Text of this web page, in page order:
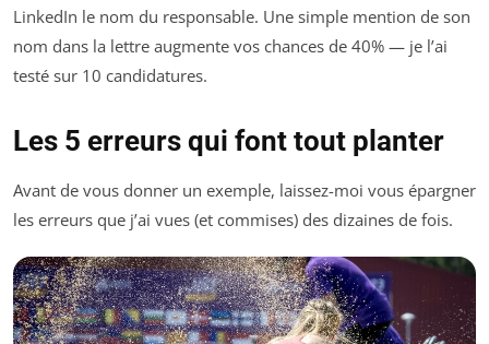
LinkedIn le nom du responsable. Une simple mention de son
nom dans la lettre augmente vos chances de 40% — je l’ai
testé sur 10 candidatures.
Les 5 erreurs qui font tout planter
Avant de vous donner un exemple, laissez-moi vous épargner
les erreurs que j’ai vues (et commises) des dizaines de fois.